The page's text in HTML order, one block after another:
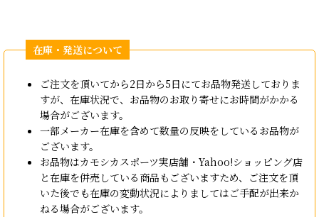
ご注文を頂いてから2日から5日にてお品物発送しておりま
すが、在庫状況で、お品物のお取り寄せにお時間がかかる
場合がございます。
一部メーカー在庫を含めて数量の反映をしているお品物が
ございます。
お品物はカモシカスポーツ実店舗・Yahoo!ショッピング店
と在庫を併売している商品もございますため、ご注文を頂
いた後でも在庫の変動状況によりましてはご手配が出来か
ねる場合がございます。